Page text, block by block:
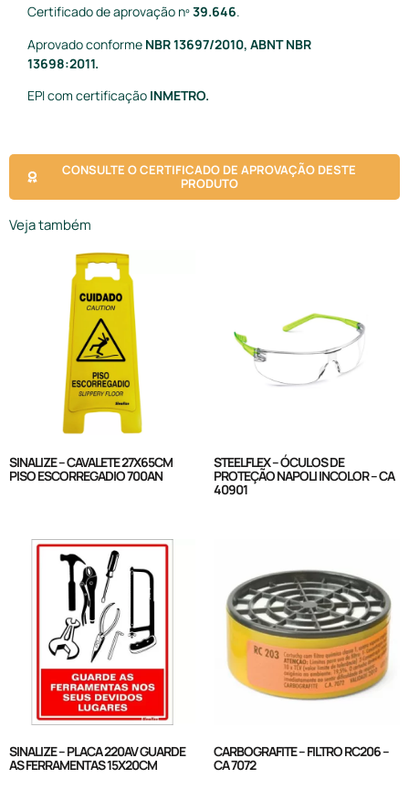
Certificado de aprovação nº39.646.
Aprovado conforme NBR 13697/2010, ABNT NBR
13698:2011.
EPI com certificação INMETRO.
CONSULTE O CERTIFICADO DE APROVAÇÃO DESTE
PRODUTO
Veja também
SINALIZE – CAVALETE 27X65CM
PISO ESCORREGADIO 700AN
STEELFLEX – ÓCULOS DE
PROTEÇÃO NAPOLI INCOLOR – CA
40901
SINALIZE – PLACA 220AV GUARDE
AS FERRAMENTAS 15X20CM
CARBOGRAFITE – FILTRO RC206 –
CA 7072